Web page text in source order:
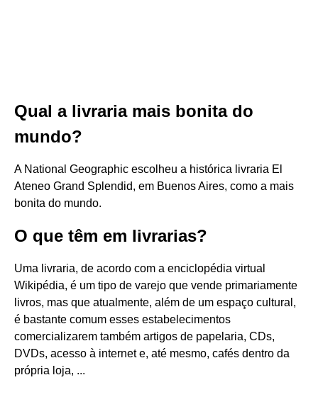
Qual a livraria mais bonita do
mundo?
A National Geographic escolheu a histórica livraria El
Ateneo Grand Splendid, em Buenos Aires, como a mais
bonita do mundo.
O que têm em livrarias?
Uma livraria, de acordo com a enciclopédia virtual
Wikipédia, é um tipo de varejo que vende primariamente
livros, mas que atualmente, além de um espaço cultural,
é bastante comum esses estabelecimentos
comercializarem também artigos de papelaria, CDs,
DVDs, acesso à internet e, até mesmo, cafés dentro da
própria loja, ...